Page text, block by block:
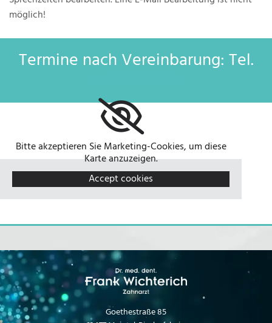
möglich!
Termine nach Vereinbarung: Tel.
Bitte akzeptieren Sie Marketing-Cookies, um diese
Karte anzuzeigen.
Accept cookies
Goethestraße 85